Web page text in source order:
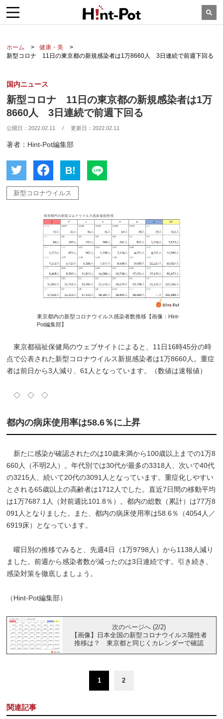
ホーム
健康・美
新型コロナ 11日の東京都の新規感染者は1万8660人 3日連続で前週下回る
国内ニュース
新型コロナ 11日の東京都の新規感染者は1万
8660人 3日連続で前週下回る
公開日：2022.02.11 / 更新日：2022.02.11
著者：Hint-Pot編集部
B!
新型コロナウイルス
東京都内の新型コロナウイルス感染者数推移【画像：Hint-
Pot編集部】
東京都福祉保健局のウェブサイトによると、11日16時45分の時
点で公表された新型コロナウイルス新規感染者は1万8660人。重症
者は前日から3人減り、61人となっています。（数値は速報値）
◇ ◇ ◇
都内の病床使用率は58.6％に上昇
新たに感染が確認されたのは10歳未満から100歳以上までの1万8
660人（不明2人）。年代別では30代が最多の3318人、次いで40代
の3215人、続いて20代の3091人となっています。重症化しやすい
とされる65歳以上の高齢者は1712人でした。直近7日間の移動平均
は1万7687.1人（対前週比101.8％）。都内の総数（累計）は77万8
091人となりました。また、都内の病床使用率は58.6％（4054人／
6919床）となっています。
曜日別の推移でみると、先週4日（1万9798人）から1138人減り
ました。前週から感染者数が減ったのは3日連続です。引き続き、
感染対策を徹底しましょう。
（Hint-Pot編集部）
次のページへ (2/2)
【画像】日本全国の新型コロナウイルス陽性者
推移は？ 東京都と同じくカレンダーで確認
1 2
関連記事